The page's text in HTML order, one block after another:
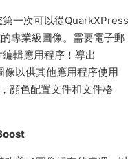
一次可以從QuarkXPress
專業級圖像。需要電子郵
輯應用程序！導出
以供其他應用程序使用
顔色配置文件和文件格